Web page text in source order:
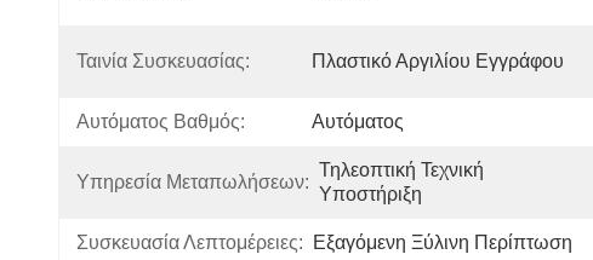
Ταινία Συσκευασίας: Πλαστικό Αργιλίου Εγγράφου
Αυτόματος Βαθμός: Αυτόματος
Υπηρεσία Μεταπωλήσεων:
Τηλεοπτική Τεχνική
Υποστήριξη
Συσκευασία Λεπτομέρειες: Εξαγόμενη Ξύλινη Περίπτωση